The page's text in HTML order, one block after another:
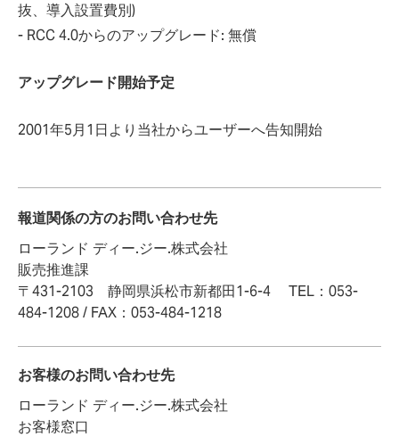
抜、導入設置費別)
- RCC 4.0からのアップグレード: 無償
アップグレード開始予定
2001年5月1日より当社からユーザーへ告知開始
報道関係の方のお問い合わせ先
ローランド ディー.ジー.株式会社
販売推進課
〒431-2103 静岡県浜松市新都田1-6-4 TEL：053-
484-1208 / FAX：053-484-1218
お客様のお問い合わせ先
ローランド ディー.ジー.株式会社
お客様窓口